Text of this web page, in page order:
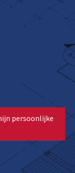
persoonlijke